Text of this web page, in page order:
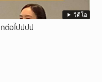
วิดีโอ
ต่อไปปปป